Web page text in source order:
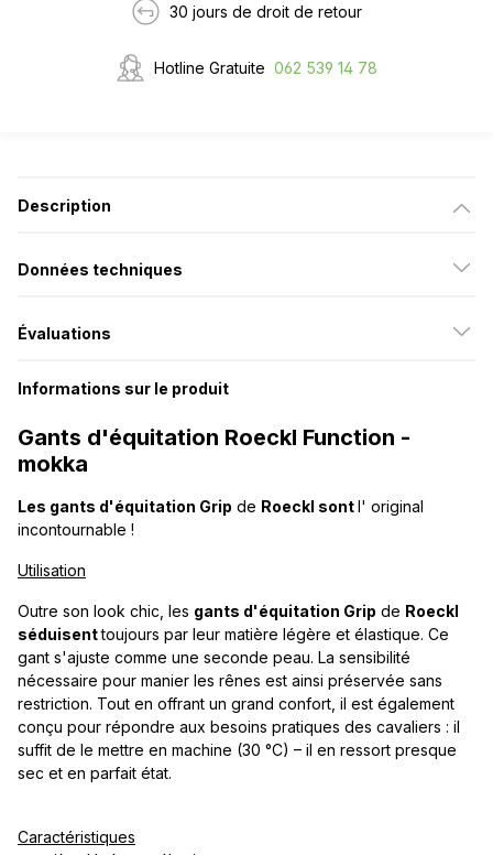
30 jours de droit de retour
Hotline Gratuite 062 539 14 78
Description
Données techniques
Évaluations
Informations sur le produit
Gants d'équitation Roeckl Function -
mokka
Les gants d'équitation Grip de Roeckl sontl' original
incontournable !
Utilisation
Outre son look chic, les gants d'équitation Grip de Roeckl
séduisenttoujours par leur matière légère et élastique. Ce
gant s'ajuste comme une seconde peau. La sensibilité
nécessaire pour manier les rênes est ainsi préservée sans
restriction. Tout en offrant un grand confort, il est également
conçu pour répondre aux besoins pratiques des cavaliers : il
suffit de le mettre en machine (30 °C) – il en ressort presque
sec et en parfait état.
Caractéristiques